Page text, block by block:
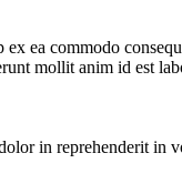
ea commodo
mollit anim id est
in reprehenderit in